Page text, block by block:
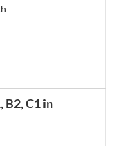
B2, C1 in